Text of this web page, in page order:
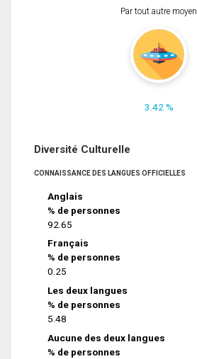
Par tout autre moyen
3.42 %
Diversité Culturelle
CONNAISSANCE DES LANGUES OFFICIELLES
Anglais
% de personnes
92.65
Français
% de personnes
0.25
Les deux langues
% de personnes
5.48
Aucune des deux langues
% de personnes